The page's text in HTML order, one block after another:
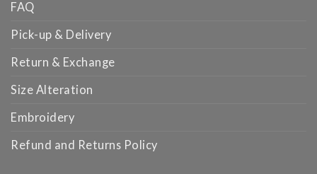
FAQ
Pick-up & Delivery
Return & Exchange
Size Alteration
Embroidery
Refund and Returns Policy